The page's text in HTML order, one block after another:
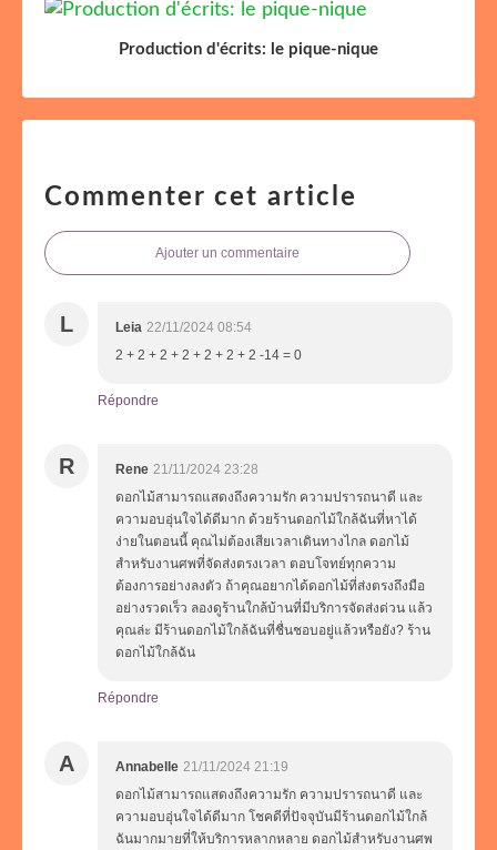
Production d'écrits: le pique-nique
Commenter cet article
Ajouter un commentaire
L Leia 22/11/2024 08:54
2 + 2 + 2 + 2 + 2 + 2 + 2 -14 = 0
Répondre
R Rene 21/11/2024 23:28
ดอกไม้สามารถแสดงถึงความรัก ความปรารถนาดี และ
ความอบอุ่นใจได้ดีมาก ด้วยร้านดอกไม้ใกล้ฉันที่หาได้
ง่ายในตอนนี้ คุณไม่ต้องเสียเวลาเดินทางไกล ดอกไม้
สำหรับงานศพที่จัดส่งตรงเวลา ตอบโจทย์ทุกความ
ต้องการอย่างลงตัว ถ้าคุณอยากได้ดอกไม้ที่ส่งตรงถึงมือ
อย่างรวดเร็ว ลองดูร้านใกล้บ้านที่มีบริการจัดส่งด่วน แล้ว
คุณล่ะ มีร้านดอกไม้ใกล้ฉันที่ชื่นชอบอยู่แล้วหรือยัง? ร้าน
ดอกไม้ใกล้ฉัน
Répondre
A Annabelle 21/11/2024 21:19
ดอกไม้สามารถแสดงถึงความรัก ความปรารถนาดี และ
ความอบอุ่นใจได้ดีมาก โชคดีที่ปัจจุบันมีร้านดอกไม้ใกล้
ฉันมากมายที่ให้บริการหลากหลาย ดอกไม้สำหรับงานศพ